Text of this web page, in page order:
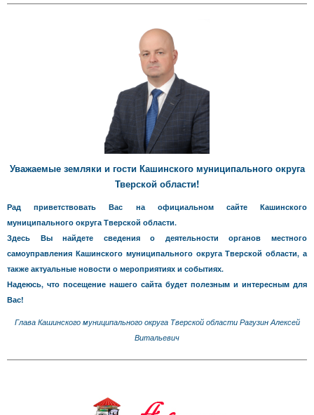
Уважаемые земляки и гости Кашинского муниципального округа
Тверской области!
Рад приветствовать Вас на официальном сайте Кашинского
муниципального округа Тверской области.
Здесь Вы найдете сведения о деятельности органов местного
самоуправления Кашинского муниципального округа Тверской области, а
также актуальные новости о мероприятиях и событиях.
Надеюсь, что посещение нашего сайта будет полезным и интересным для
Вас!
Глава Кашинского муниципального округа Тверской области Рагузин Алексей
Витальевич